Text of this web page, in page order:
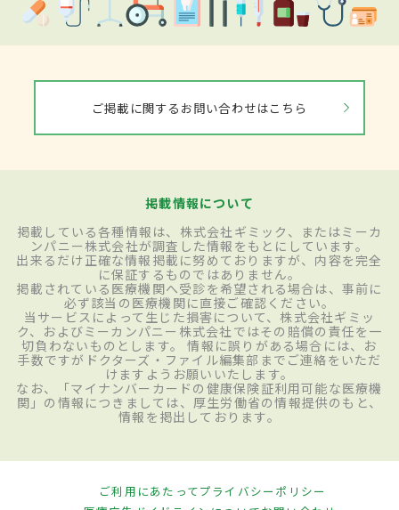
ご掲載に関するお問い合わせはこちら
掲載情報について
掲載している各種情報は、株式会社ギミック、またはミーカ
ンパニー株式会社が調査した情報をもとにしています。
出来るだけ正確な情報掲載に努めておりますが、内容を完全
に保証するものではありません。
掲載されている医療機関へ受診を希望される場合は、事前に
必ず該当の医療機関に直接ご確認ください。
当サービスによって生じた損害について、株式会社ギミッ
ク、およびミーカンパニー株式会社ではその賠償の責任を一
切負わないものとします。 情報に誤りがある場合には、お
手数ですがドクターズ・ファイル編集部までご連絡をいただ
けますようお願いいたします。
なお、「マイナンバーカードの健康保険証利用可能な医療機
関」の情報につきましては、厚生労働省の情報提供のもと、
情報を掲出しております。
ご利用にあたってプライバシーポリシー